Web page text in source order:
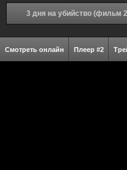
3 дня на убийство (фильм
Смотреть онлайн Плеер #2